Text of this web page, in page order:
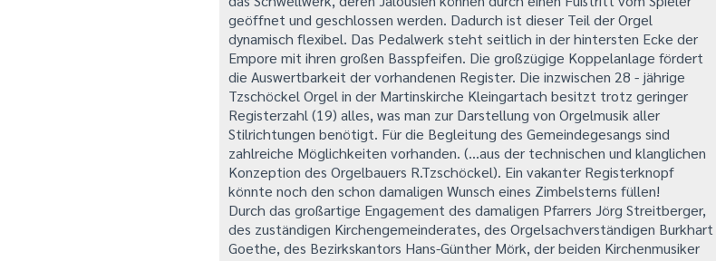
geöffnet und geschlossen werden. Dadurch ist dieser Teil der Orgel
dynamisch flexibel. Das Pedalwerk steht seitlich in der hintersten Ecke der
Empore mit ihren großen Basspfeifen. Die großzügige Koppelanlage fördert
die Auswertbarkeit der vorhandenen Register. Die inzwischen 28 - jährige
Tzschöckel Orgel in der Martinskirche Kleingartach besitzt trotz geringer
Registerzahl (19) alles, was man zur Darstellung von Orgelmusik aller
Stilrichtungen benötigt. Für die Begleitung des Gemeindegesangs sind
zahlreiche Möglichkeiten vorhanden. (...aus der technischen und klanglichen
Konzeption des Orgelbauers R.Tzschöckel). Ein vakanter Registerknopf
könnte noch den schon damaligen Wunsch eines Zimbelsterns füllen!
Durch das großartige Engagement des damaligen Pfarrers Jörg Streitberger,
des zuständigen Kirchengemeinderates, des Orgelsachverständigen Burkhart
Goethe, des Bezirkskantors Hans-Günther Mörk, der beiden Kirchenmusiker